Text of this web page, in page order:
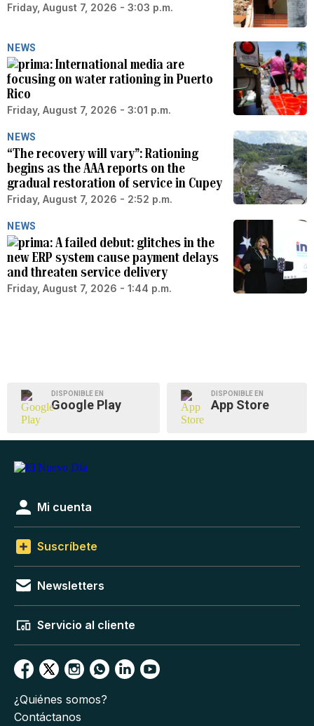
Friday, August 7, 2026 - 3:03 p.m.
NEWS
International media are
focusing on water rationing in Puerto
Rico
Friday, August 7, 2026 - 3:01 p.m.
NEWS
“The recovery will vary”: Rationing
begins as the AAA reports on the
gradual restoration of service in Cupey
Friday, August 7, 2026 - 2:52 p.m.
NEWS
A failed debut: glitches in the
new ERP system cause payment delays
and threaten service delivery
Friday, August 7, 2026 - 1:44 p.m.
DISPONIBLE EN
Google Play
DISPONIBLE EN
App Store
Mi cuenta
Suscríbete
Newsletters
Servicio al cliente
¿Quiénes somos?
Contáctanos